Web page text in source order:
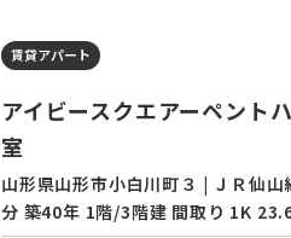
賃貸アパート
アイビースクエアーペント
室
山形県山形市小白川町３ | ＪＲ仙
分 築40年 1階/3階建 間取り 1K